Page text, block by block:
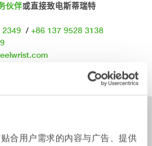
合用户需求的内容与广告、提供
伙伴或直接致电斯蒂瑞特
2349 / +86 137 9528 3138